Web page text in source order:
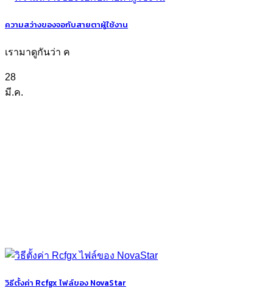
ความสว่างของจอกับสายตาผู้ใช้งาน
เรามาดูกันว่า ค
28
มี.ค.
วิธีตั้งค่า Rcfgx ไฟล์ของ NovaStar